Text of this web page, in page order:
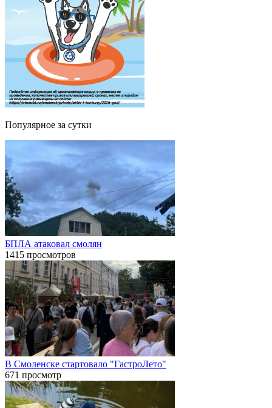
Популярное за сутки
БПЛА атаковал смолян
1415 просмотров
В Смоленске стартовало "ГастроЛето"
671 просмотр